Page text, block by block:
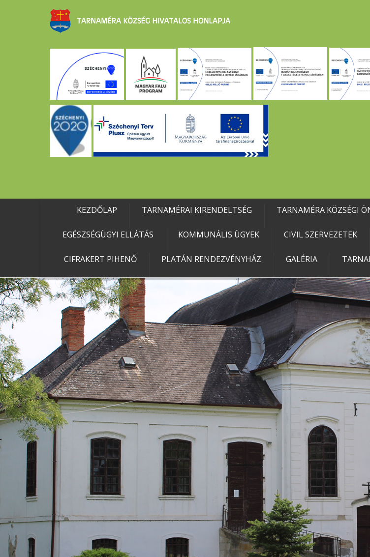
KEZDŐLAP TARNAMÉRAI KIRENDELTSÉG TARNAMÉRA KÖZSÉGI
EGÉSZSÉGÜGYI ELLÁTÁS KOMMUNÁLIS ÜGYEK CIVIL SZERVEZETEK
CIFRAKERT PIHENŐ PLATÁN RENDEZVÉNYHÁZ GALÉRIA